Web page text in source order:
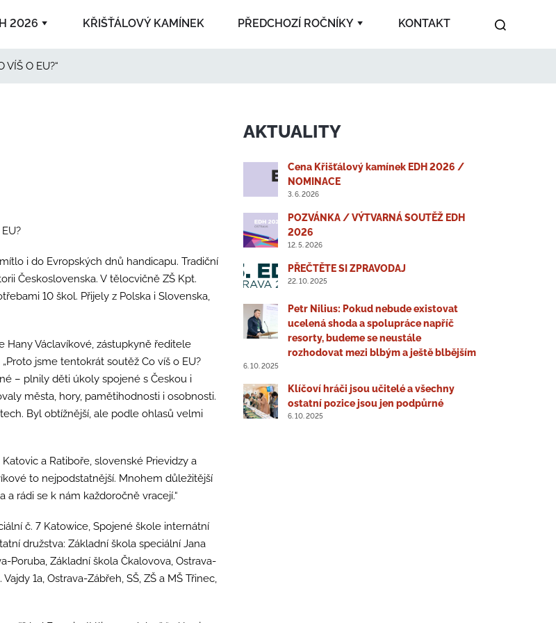
2026 KŘIŠŤÁLOVÝ KAMÍNEK PŘEDCHOZÍ ROČNÍKY
2025 2024 2023 2022 2021 2020
2013 2014 2016
KONTAKT
VÍŠ O EU?“
i do Evropských dnů handicapu. Tradiční
Československa. V tělocvičně ZŠ Kpt.
10 škol. Přijely z Polska i Slovenska,
Hany Václavíkové, zástupkyně ředitele
jsme tentokrát soutěž Co víš o EU?
– plnily děti úkoly spojené s Českou i
města, hory, pamětihodnosti i osobnosti.
Byl obtížnější, ale podle ohlasů velmi
a Ratiboře, slovenské Prievidzy a
to nejpodstatnější. Mnohem důležitější
a rádi se k nám každoročně vracejí.“
č. 7 Katowice, Spojené škole internátní
družstva: Základní škola speciální Jana
Poruba, Základní škola Čkalovova, Ostrava-
1a, Ostrava-Zábřeh, SŠ, ZŠ a MŠ Třinec,
AKTUALITY
Cena Křišťálový kamínek EDH 2026 /
NOMINACE
3. 6. 2026
POZVÁNKA / VÝTVARNÁ SOUTĚŽ EDH
2026
12. 5. 2026
PŘEČTĚTE SI ZPRAVODAJ
22. 10. 2025
Petr Nilius: Pokud nebude existovat
ucelená shoda a spolupráce napříč
resorty, budeme se neustále
rozhodovat mezi blbým a ještě blbějším
6. 10. 2025
Klíčoví hráči jsou učitelé a všechny
ostatní pozice jsou jen podpůrné
6. 10. 2025